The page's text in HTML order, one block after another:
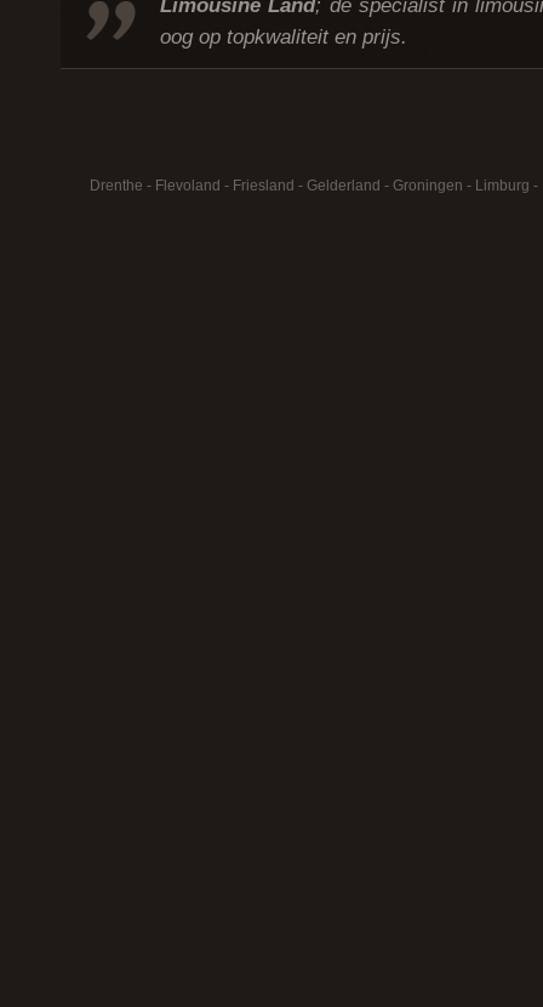
Limousine Land; dé specialist in
oog op topkwaliteit en prijs.
Drenthe - Flevoland - Friesland - Gelderland - Groningen - Limburg -